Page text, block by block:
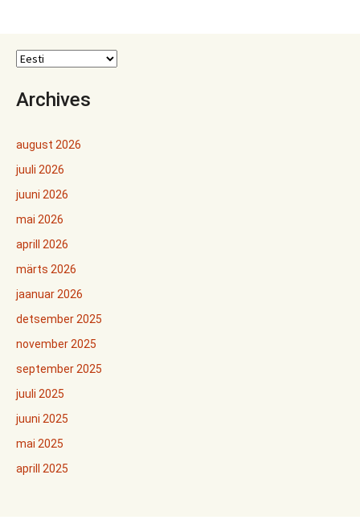
Archives
august 2026
juuli 2026
juuni 2026
mai 2026
aprill 2026
märts 2026
jaanuar 2026
detsember 2025
november 2025
september 2025
juuli 2025
juuni 2025
mai 2025
aprill 2025